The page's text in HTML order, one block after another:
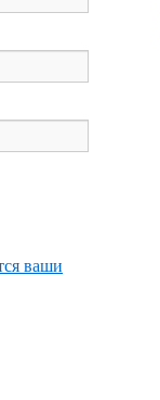
ваши